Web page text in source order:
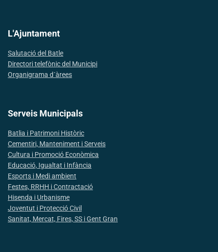
L'Ajuntament
Salutació del Batle
Directori telefònic del Municipi
Organigrama d´àrees
Serveis Municipals
Batlia i Patrimoni Històric
Cementiri, Manteniment i Serveis
Cultura i Promoció Econòmica
Educació, Igualtat i Infància
Esports i Medi ambient
Festes, RRHH i Contractació
Hisenda i Urbanisme
Joventut i Protecció Civil
Sanitat, Mercat, Fires, SS i Gent Gran